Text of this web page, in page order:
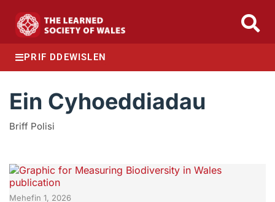
PRIF DDEWISLEN
Ein Cyhoeddiadau
Briff Polisi
Mehefin 1, 2026